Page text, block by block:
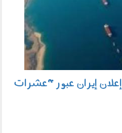
إعلان إيران عبور "عشرات